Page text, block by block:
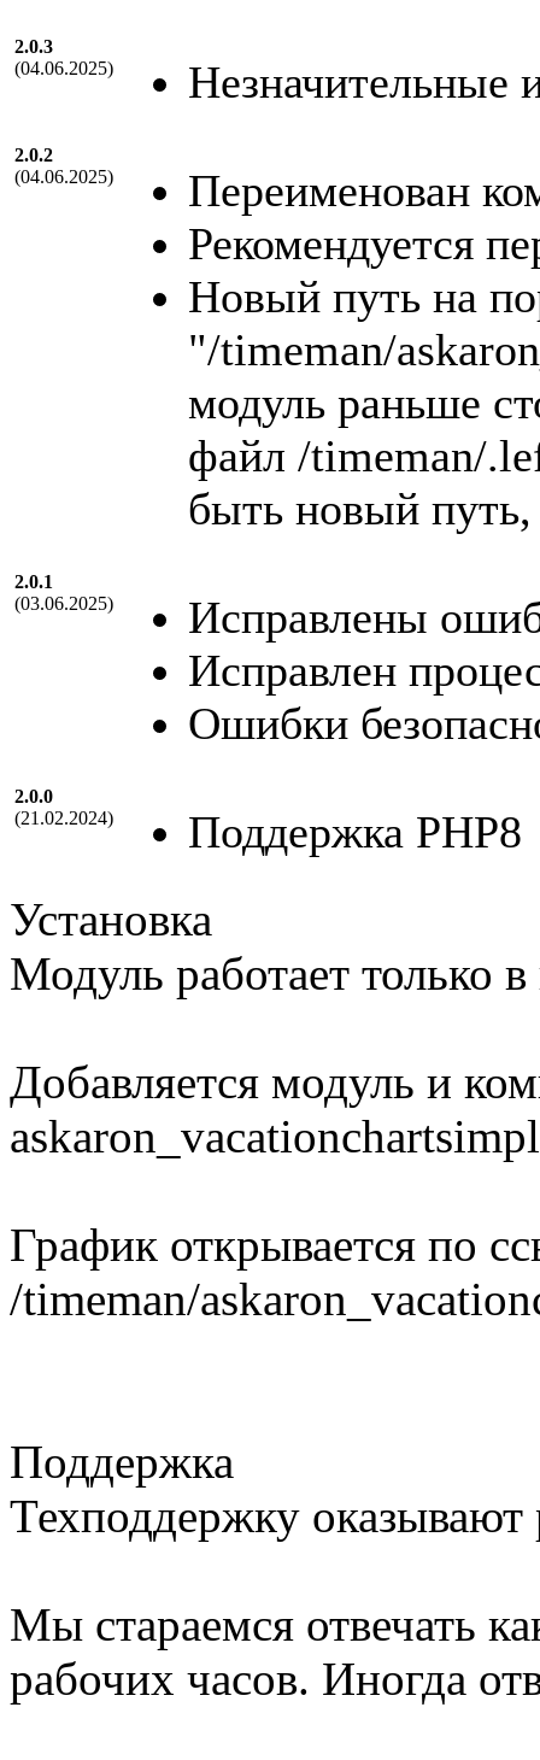
2.0.3
(04.06.2025)
Незначительные
2.0.2
(04.06.2025)
Переименован
Рекомендуется
Новый путь на
"/timeman/
модуль раньше
файл /timeman/
быть новый
2.0.1
(03.06.2025)
Исправлены
Исправлен
Ошибки
2.0.0
(21.02.2024)
Поддержка PHP8
Установка
Модуль работает только
Добавляется модуль и
График открывается по
/timeman/
Поддержка
Техподдержку оказывают
Мы стараемся отвечать
рабочих часов. Иногда